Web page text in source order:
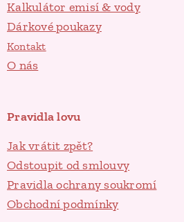
Kalkulátor emisí & vody
Dárkové poukazy
Kontakt
O nás
Pravidla lovu
Jak vrátit zpět?
Odstoupit od smlouvy
Pravidla ochrany soukromí
Obchodní podmínky